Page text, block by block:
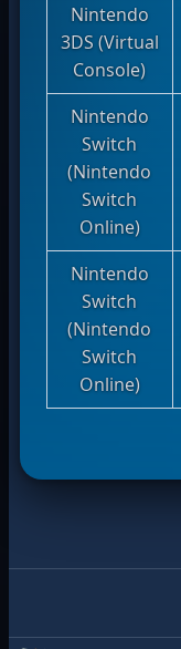
Nintendo
3DS (Virtual
Console)
Nintendo
Switch
(Nintendo
Switch
Online)
Nintendo
Switch
(Nintendo
Switch
Online)